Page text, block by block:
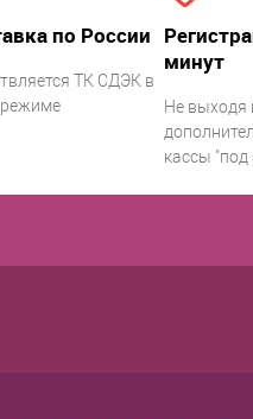
по России
ТК СДЭК в
минут
Не выходя
кассы "под